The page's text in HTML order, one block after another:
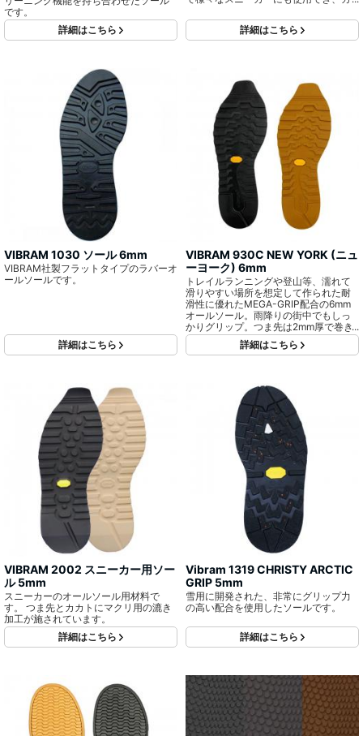
です。
詳細はこちら
気にする必要が無いのも特徴の一つで
詳細はこちら
VIBRAM 1030 ソール 6mm
VIBRAM社製フラットタイプのラバーオ
ールソールです。
詳細はこちら
VIBRAM 930C NEW YORK (ニュ
ーヨーク) 6mm
トレイルランニングや登山等、濡れて
滑りやすい場所を想定して作られた耐
滑性に優れたMEGA-GRIP配合の6mm
オールソール。雨降りの街中でもしっ
かりグリップ。つま先は2mm厚で巻き
上がりに便利です。
詳細はこちら
VIBRAM 2002 スニーカー用ソー
ル 5mm
スニーカーのオールソール用材料で
す。 つま先とカカトにマクリ用の漉き
加工が施されています。
詳細はこちら
Vibram 1319 CHRISTY ARCTIC
GRIP 5mm
雪用に開発された、非常にグリップ力
の高い配合を使用したソールです。
詳細はこちら